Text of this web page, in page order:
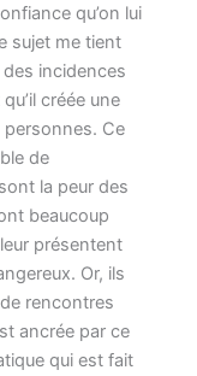
qu’on lui
sujet me tient
incidences
créée une
Ce
de
la peur des
beaucoup
présentent
Or, ils
rencontres
ancrée par ce
qui est fait